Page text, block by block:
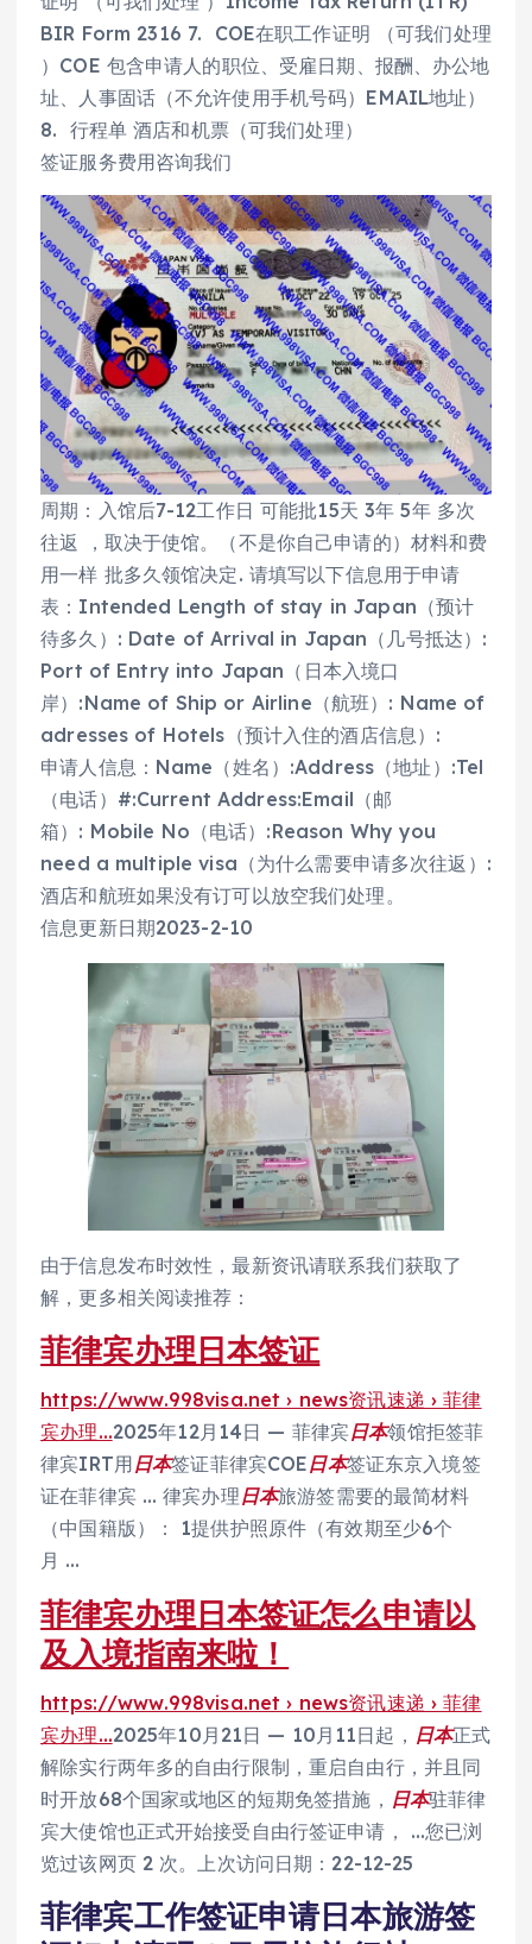
BIR Form 2316 7. COE在职工作证明 （可我们处理
）COE 包含申请人的职位、受雇日期、报酬、办公地
址、人事固话（不允许使用手机号码）EMAIL地址）
8. 行程单 酒店和机票（可我们处理）
签证服务费用咨询我们
周期：入馆后7-12工作日 可能批15天 3年 5年 多次
往返 ，取决于使馆。（不是你自己申请的）材料和费
用一样 批多久领馆决定. 请填写以下信息用于申请
表：Intended Length of stay in Japan（预计
待多久）: Date of Arrival in Japan（几号抵达）:
Port of Entry into Japan（日本入境口
岸）:Name of Ship or Airline（航班）: Name of
adresses of Hotels（预计入住的酒店信息）:
申请人信息：Name（姓名）:Address（地址）:Tel
（电话）#:Current Address:Email（邮
箱）: Mobile No（电话）:Reason Why you
need a multiple visa（为什么需要申请多次往返）:
酒店和航班如果没有订可以放空我们处理。
信息更新日期2023-2-10
由于信息发布时效性，最新资讯请联系我们获取了
解，更多相关阅读推荐：
菲律宾办理日本签证
https://www.998visa.net › news资讯速递 › 菲律
宾办理…2025年12月14日 — 菲律宾日本领馆拒签菲
律宾IRT用 日本签证菲律宾COE日本签证东京入境签
证在菲律宾 … 律宾办理日本旅游签需要的最简材料
（中国籍版）： 1提供护照原件（有效期至少6个
月 …
菲律宾办理日本签证怎么申请以
及入境指南来啦！
https://www.998visa.net › news资讯速递 › 菲律
宾办理…2025年10月21日 — 10月11日起， 日本正式
解除实行两年多的自由行限制，重启自由行，并且同
时开放68个国家或地区的短期免签措施， 日本驻菲律
宾大使馆也正式开始接受自由行签证申请， …您已浏
览过该网页 2 次。上次访问日期：22-12-25
菲律宾工作签证申请日本旅游签